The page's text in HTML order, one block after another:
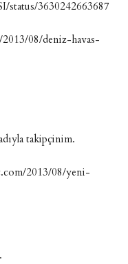
3630242663687
08/deniz-havas-
takipçinim.
2013/08/yeni-